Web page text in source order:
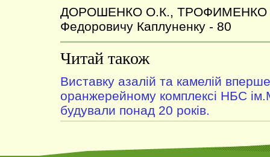
ДОРОШЕНКО О.К., ТРОФИМЕНКО
Федоровичу Каплуненку - 80
Читай також
Виставку азалій та камелій
оранжерейному комплексі НБС
будували понад 20 років.